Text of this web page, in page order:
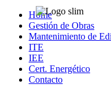
Home
Gestión de Obras
Mantenimiento de
ITE
IEE
Cert. Energético
Contacto